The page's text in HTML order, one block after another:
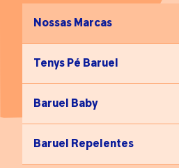
Sendo assim, viver o momento
limites bem definidos é
Nossas Marcas
Tenys Pé Baruel
Baruel Baby
Baruel Repelentes